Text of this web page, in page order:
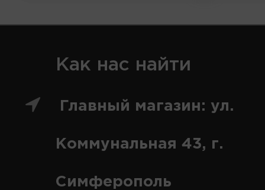
Как нас найти
Главный магазин: ул.
Коммунальная 43, г.
Симферополь